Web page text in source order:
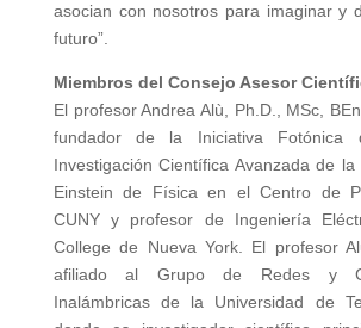
asocian con nosotros para imaginar y
futuro”.
Miembros del Consejo Asesor
El profesor Andrea Alù, Ph.D., MSc,
fundador de la Iniciativa Fotónica
Investigación Científica Avanzada de la
Einstein de Física en el Centro de
CUNY y profesor de Ingeniería
College de Nueva York. El profesor
afiliado al Grupo de Redes y
Inalámbricas de la Universidad de